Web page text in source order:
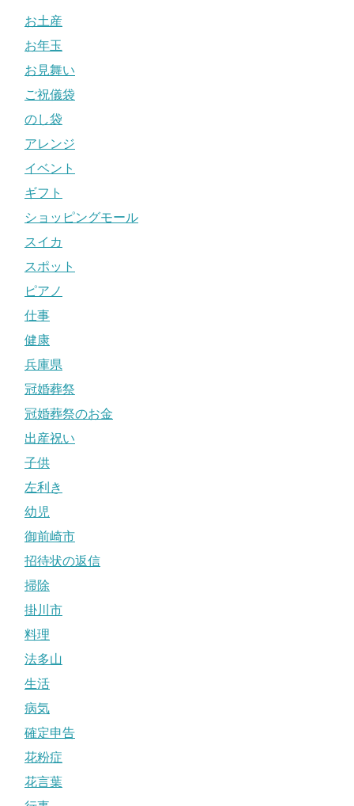
お土産
お年玉
お見舞い
ご祝儀袋
のし袋
アレンジ
イベント
ギフト
ショッピングモール
スイカ
スポット
ピアノ
仕事
健康
兵庫県
冠婚葬祭
冠婚葬祭のお金
出産祝い
子供
左利き
幼児
御前崎市
招待状の返信
掃除
掛川市
料理
法多山
生活
病気
確定申告
花粉症
花言葉